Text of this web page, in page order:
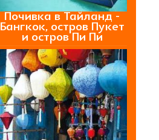
Почивка в Тайланд -
Бангкок, остров Пукет
и остров Пи Пи